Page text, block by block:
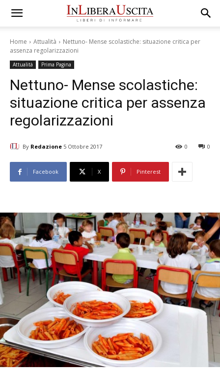
Home Attualità
Nettuno- Mense scolastiche: situazione critica per
assenza regolarizzazioni
Attualità Prima Pagina
Nettuno- Mense scolastiche:
situazione critica per assenza
regolarizzazioni
By Redazione 5 Ottobre 2017 0
0
Facebook X Pinterest